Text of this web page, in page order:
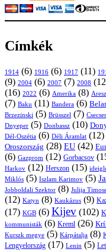
Címkék
1914 (6) 1916 (6) 1917 (11)
(9) 2004 (6) 2007 (7) 2008
(16) 2022 (6) Amerika (8)
(7) Baku (11) Bandera (6)
Brzezinski (5) Brüsszel (7)
Dnyeper (5) Donbassz (10)
Dél-Oszétia (6) Déli Áramlat (12)
Oroszország (28) EU (42)
(6) Gazprom (12) Gorbacsov
Harkov (12) Herszon (15)
Miklós (5) Iszlam Karimov (5)
Jobboldali Szektor (8) Julija
(12) Katyn (8) Kaukázus (9)
(17) KGB (6) Kijev (102)
kommunisták (6) Kreml (26)
Kurszk megye (5) Kárpátalja (8)
Lengyelország (17) Lenin (5)